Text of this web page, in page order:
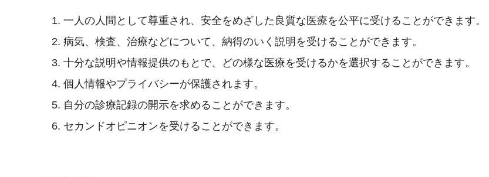
一人の人間として尊重され、安全をめざした良質な医療を公平に受けることができます。
病気、検査、治療などについて、納得のいく説明を受けることができます。
十分な説明や情報提供のもとで、どの様な医療を受けるかを選択することができます。
個人情報やプライバシーが保護されます。
自分の診療記録の開示を求めることができます。
セカンドオピニオンを受けることができます。